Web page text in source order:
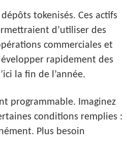
tokenisés. Ces actifs
d’utiliser des
commerciales et
rapidement des
la fin de l’année.
programmable. Imaginez
conditions remplies :
Plus besoin